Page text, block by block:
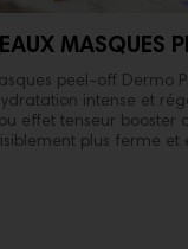
MASQUES
peel-off Dermo
intense et
effet tenseur booster
plus ferme et